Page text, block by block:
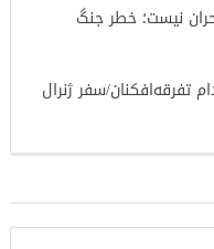
نیست؛ خطر جنگ
تفرقه‌افکنان/سفر ژنرال